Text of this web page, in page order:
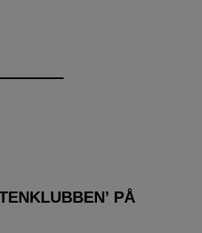
PÅ